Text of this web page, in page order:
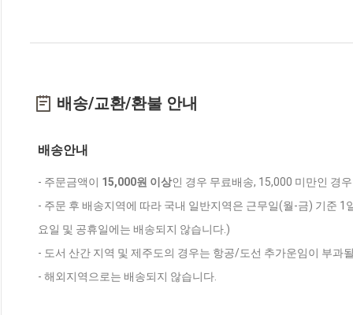
배송/교환/환불 안내
배송안내
- 주문금액이 15,000원 이상인 경우 무료배송, 15,000 미만인 경
- 주문 후 배송지역에 따라 국내 일반지역은 근무일(월-금) 기준
요일 및 공휴일에는 배송되지 않습니다.)
- 도서 산간 지역 및 제주도의 경우는 항공/도선 추가운임이 부과
- 해외지역으로는 배송되지 않습니다.